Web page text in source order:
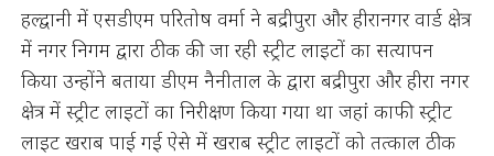
हल्द्वानी में एसडीएम परितोष वर्मा ने बद्रीपुरा और हीरानगर वार्ड क्षेत्र
में नगर निगम द्वारा ठीक की जा रही स्ट्रीट लाइटों का सत्यापन
किया उन्होंने बताया डीएम नैनीताल के द्वारा बद्रीपुरा और हीरा नगर
क्षेत्र में स्ट्रीट लाइटों का निरीक्षण किया गया था जहां काफी स्ट्रीट
लाइट खराब पाई गई ऐसे में खराब स्ट्रीट लाइटों को तत्काल ठीक